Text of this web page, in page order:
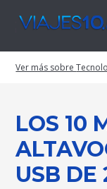
LOS 10
USB DE